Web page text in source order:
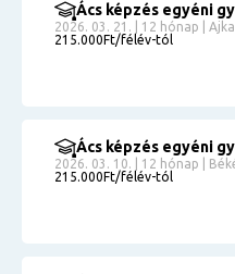
Ács képzés egyéni
2026. 03. 21. | 12 hónap | Ajka
215.000Ft/félév-tól
Ács képzés egyéni
2026. 03. 10. | 12 hónap |
215.000Ft/félév-tól